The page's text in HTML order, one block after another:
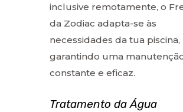
inclusive remotamente, o
da Zodiac adapta-se às
necessidades da tua piscina,
garantindo uma
constante e eficaz.
Tratamento da Água